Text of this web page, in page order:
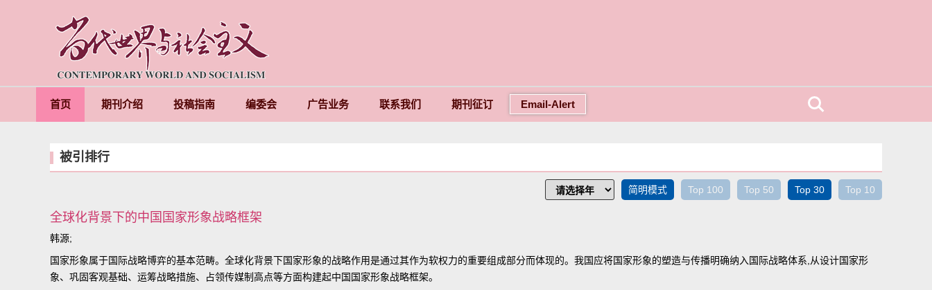
首页 期刊介绍 投稿指南 编委会 广告业务 联系我们 期刊征订 Email-Alert
被引排行
Top 10
Top 30
Top 50
Top 100
简明模式
全球化背景下的中国国家形象战略框架
韩源;
国家形象属于国际战略博弈的基本范畴。全球化背景下国家形象的战略作用是通过其作为软权力的重要组成部分而体现的。我国应将国家形象的塑造与传播明确纳入国际战略体系,从设计国家形
象、巩固客观基础、运筹战略措施、占领传媒制高点等方面构建起中国国家形象战略框架。